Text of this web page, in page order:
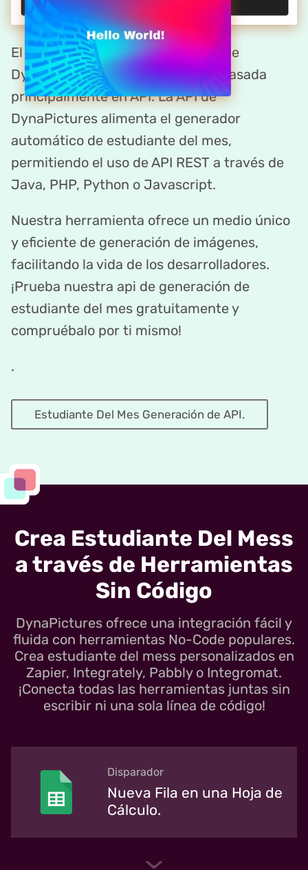
El creador de estudiante del mes de
DynaPictures es una plataforma basada
principalmente en API. La API de
DynaPictures alimenta el generador
automático de estudiante del mes,
permitiendo el uso de API REST a través de
Java, PHP, Python o Javascript.
Nuestra herramienta ofrece un medio único
y eficiente de generación de imágenes,
facilitando la vida de los desarrolladores.
¡Prueba nuestra api de generación de
estudiante del mes gratuitamente y
compruébalo por ti mismo!
.
Estudiante Del Mes Generación de API.
Crea Estudiante Del Mess
a través de Herramientas
Sin Código
DynaPictures ofrece una integración fácil y
fluida con herramientas No-Code populares.
Crea estudiante del mess personalizados en
Zapier, Integrately, Pabbly o Integromat.
¡Conecta todas las herramientas juntas sin
escribir ni una sola línea de código!
Disparador
Nueva Fila en una Hoja de
Cálculo.